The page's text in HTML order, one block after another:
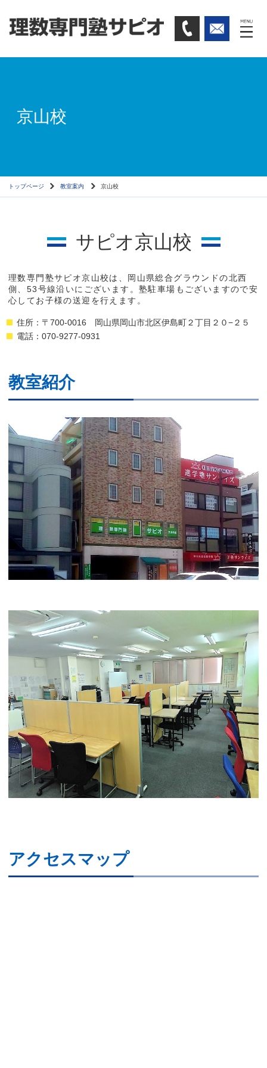
京山校
トップページ 教室案内 京山校
サピオ京山校
理数専門塾サピオ京山校は、岡山県総合グラウンドの北西
側、53号線沿いにございます。塾駐車場もございますので安
心してお子様の送迎を行えます。
住所：〒700-0016 岡山県岡山市北区伊島町２丁目２０−２５
電話：070-9277-0931
教室紹介
アクセスマップ